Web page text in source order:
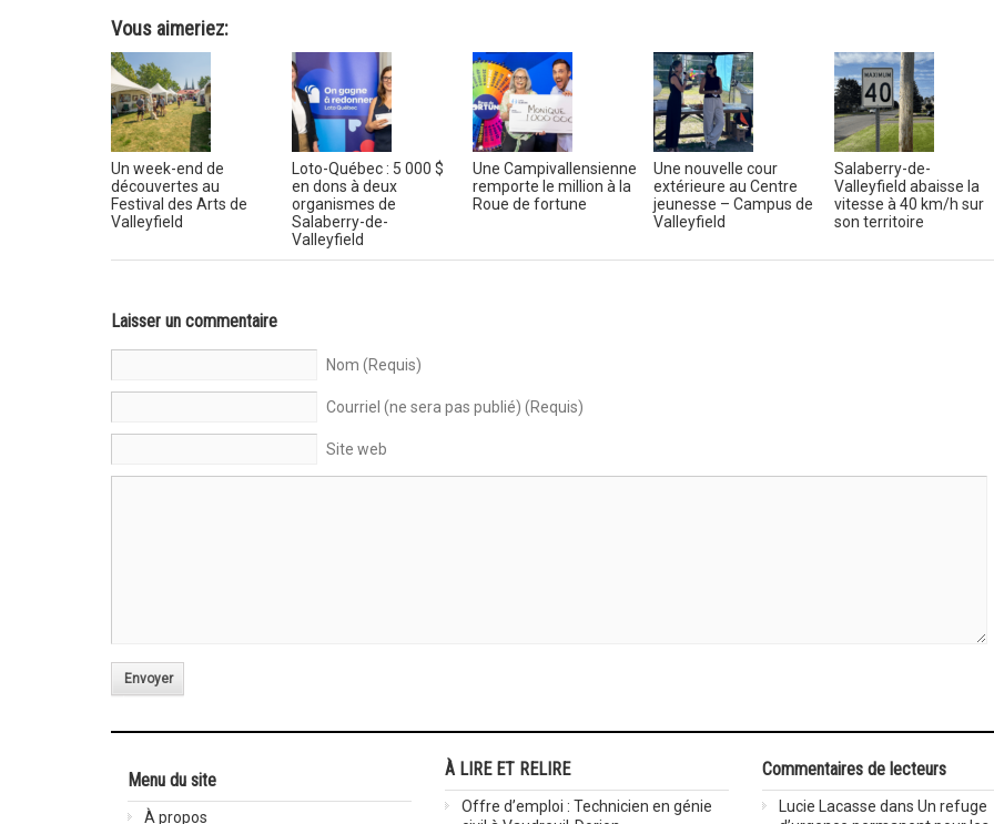
Vous aimeriez:
Un week-end de
découvertes au
Festival des Arts de
Valleyfield
Loto-Québec : 5 000 $
en dons à deux
organismes de
Salaberry-de-
Valleyfield
Une Campivallensienne
remporte le million à la
Roue de fortune
Une nouvelle cour
extérieure au Centre
jeunesse – Campus de
Valleyfield
Salaberry-de-
Valleyfield abaisse la
vitesse à 40 km/h sur
son territoire
Laisser un commentaire
Nom (Requis)
Courriel (ne sera pas publié) (Requis)
Site web
Envoyer
Menu du site
À propos
À LIRE ET RELIRE
Offre d’emploi : Technicien en génie
Commentaires de lecteurs
Lucie Lacasse dans Un refuge